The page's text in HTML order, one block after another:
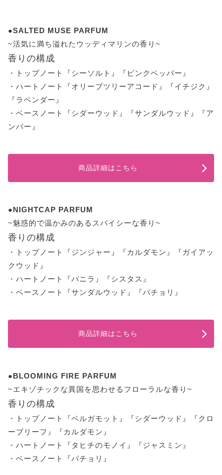
●SALTED MUSE PARFUM
~活気に満ち溢れたウッディマリンの香り~
香りの構成
・トップノート『シーソルト』『ピンクペッパー』
・ハートノート『オリーブツリーアコード』『イチジク』
『ラベンダー』
・ベースノート『シダーウッド』『サンダルウッド』『ア
ンバー』
商品詳細はこちら
●NIGHTCAP PARFUM
~魅惑的で温かみのあるスパイシーな香り~
香りの構成
・トップノート『ジンジャー』『カルダモン』『ガイアッ
クウッド』
・ハートノート『バニラ』『シスタス』
・ベースノート『サンダルウッド』『パチョリ』
商品詳細はこちら
●BLOOMING FIRE PARFUM
~エキゾチックな異国を思わせるフローラルな香り~
香りの構成
・トップノート『ベルガモット』『シダーウッド』『クロ
ーブリーフ』『カルダモン』
・ハートノート『タヒチのモノイ』『ジャスミン』
・ベースノート『パチョリ』